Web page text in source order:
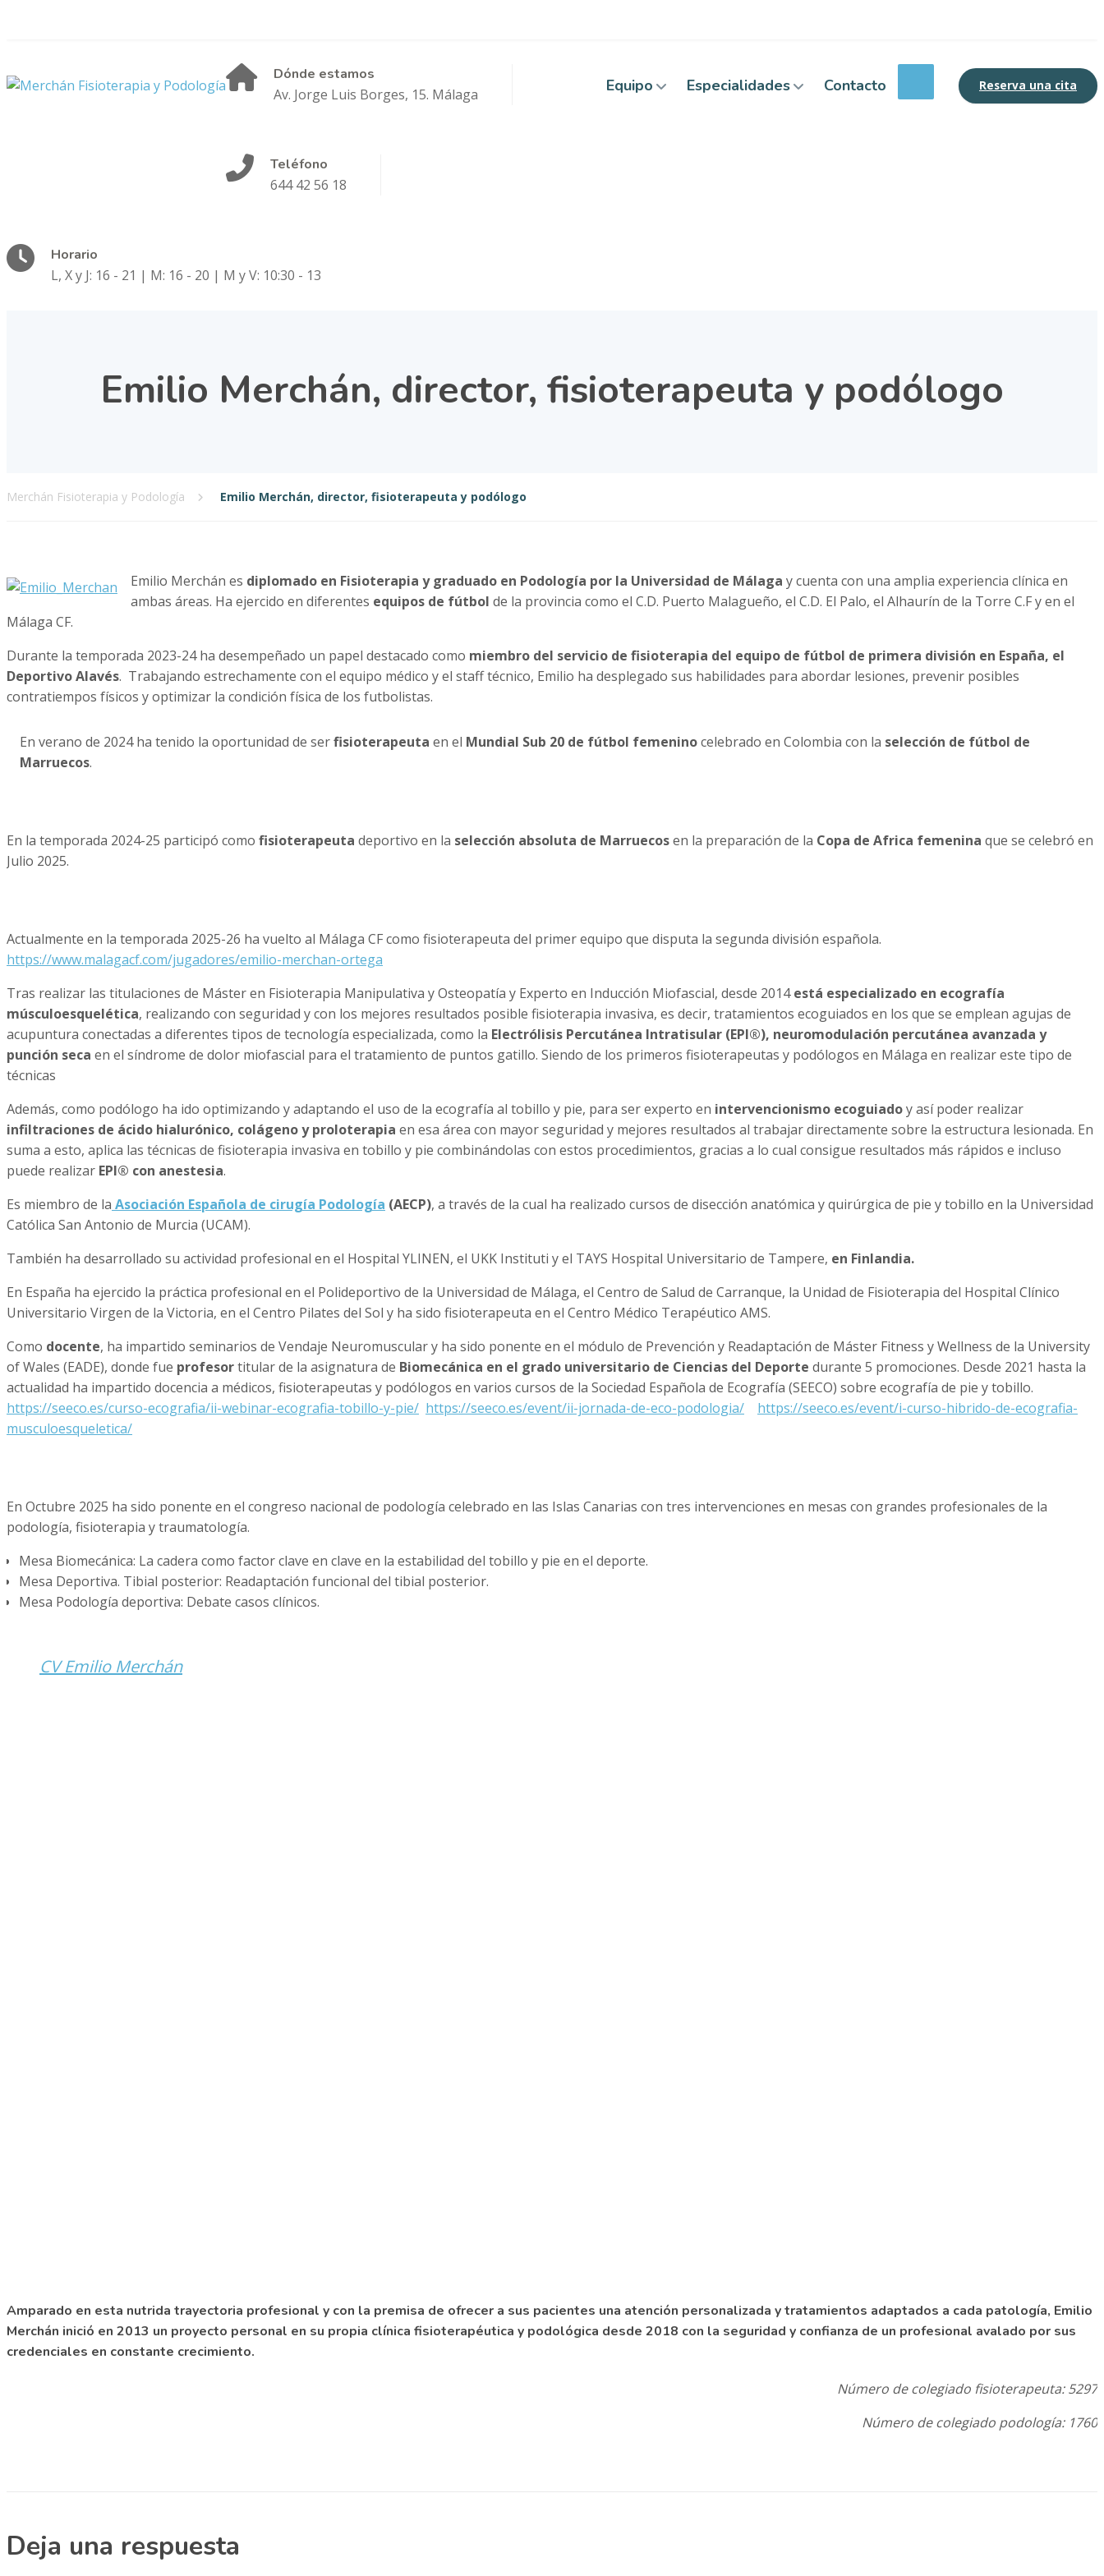
Equipo Especialidades Contacto Reserva una cita
Dónde estamos
Av. Jorge Luis Borges, 15. Málaga
Teléfono
644 42 56 18
Horario
L, X y J: 16 - 21 | M: 16 - 20 | M y V: 10:30 - 13
Emilio Merchán, director, fisioterapeuta y podólogo
Merchán Fisioterapia y Podología Emilio Merchán, director, fisioterapeuta y podólogo
Emilio Merchán es diplomado en Fisioterapia y graduado en Podología por la Universidad de Málaga y cuenta con una amplia experiencia clínica en
ambas áreas. Ha ejercido en diferentes equipos de fútbol de la provincia como el C.D. Puerto Malagueño, el C.D. El Palo, el Alhaurín de la Torre C.F y en el
Málaga CF.
Durante la temporada 2023-24 ha desempeñado un papel destacado como miembro del servicio de fisioterapia del equipo de fútbol de primera división en España, el
Deportivo Alavés. Trabajando estrechamente con el equipo médico y el staff técnico, Emilio ha desplegado sus habilidades para abordar lesiones, prevenir posibles
contratiempos físicos y optimizar la condición física de los futbolistas.
En verano de 2024 ha tenido la oportunidad de serfisioterapeuta en el Mundial Sub 20 de fútbol femeninocelebrado en Colombia con la selección de fútbol de
Marruecos.
En la temporada 2024-25 participó como fisioterapeuta deportivo en la selección absoluta de Marruecosen la preparación de la Copa de Africa femenina que se celebró en
Julio 2025.
Actualmente en la temporada 2025-26 ha vuelto al Málaga CF como fisioterapeuta del primer equipo que disputa la segunda división española.
https://www.malagacf.com/jugadores/emilio-merchan-ortega
Tras realizar las titulaciones de Máster en Fisioterapia Manipulativa y Osteopatía y Experto en Inducción Miofascial, desde 2014está especializado en ecografía
músculoesquelética, realizando con seguridad y con los mejores resultados posible fisioterapia invasiva, es decir, tratamientos ecoguiados en los que se emplean agujas de
acupuntura conectadas a diferentes tipos de tecnología especializada, como la Electrólisis Percutánea Intratisular (EPI®), neuromodulación percutánea avanzada y
punción seca en el síndrome de dolor miofascial para el tratamiento de puntos gatillo. Siendo de los primeros fisioterapeutas y podólogos en Málaga en realizar este tipo de
técnicas
Además, como podólogo ha ido optimizando y adaptando el uso de la ecografía al tobillo y pie, para ser experto en intervencionismo ecoguiadoy así poder realizar
infiltraciones de ácido hialurónico, colágeno y proloterapia en esa área con mayor seguridad y mejores resultados al trabajar directamente sobre la estructura lesionada. En
suma a esto, aplica las técnicas de fisioterapia invasiva en tobillo y pie combinándolas con estos procedimientos, gracias a lo cual consigue resultados más rápidos e incluso
puede realizar EPI® con anestesia.
Es miembro de la Asociación Española de cirugía Podología (AECP), a través de la cual ha realizado cursos de disección anatómica y quirúrgica de pie y tobillo en la Universidad
Católica San Antonio de Murcia (UCAM).
También ha desarrollado su actividad profesional en el Hospital YLINEN, el UKK Instituti y el TAYS Hospital Universitario de Tampere, en Finlandia.
En España ha ejercido la práctica profesional en el Polideportivo de la Universidad de Málaga, el Centro de Salud de Carranque, la Unidad de Fisioterapia del Hospital Clínico
Universitario Virgen de la Victoria, en el Centro Pilates del Sol y ha sido fisioterapeuta en el Centro Médico Terapéutico AMS.
Como docente, ha impartido seminarios de Vendaje Neuromuscular y ha sido ponente en el módulo de Prevención y Readaptación de Máster Fitness y Wellness de la University
of Wales (EADE), donde fue profesortitular de la asignatura de Biomecánica en el grado universitario de Ciencias del Deporte durante 5 promociones. Desde 2021 hasta la
actualidad ha impartido docencia a médicos, fisioterapeutas y podólogos en varios cursos de la Sociedad Española de Ecografía (SEECO) sobre ecografía de pie y tobillo.
https://seeco.es/curso-ecografia/ii-webinar-ecografia-tobillo-y-pie/ https://seeco.es/event/ii-jornada-de-eco-podologia/
https://seeco.es/event/i-curso-hibrido-de-ecografia-
musculoesqueletica/
En Octubre 2025 ha sido ponente en el congreso nacional de podología celebrado en las Islas Canarias con tres intervenciones en mesas con grandes profesionales de la
podología, fisioterapia y traumatología.
Mesa Biomecánica: La cadera como factor clave en clave en la estabilidad del tobillo y pie en el deporte.
Mesa Deportiva. Tibial posterior: Readaptación funcional del tibial posterior.
Mesa Podología deportiva: Debate casos clínicos.
CV Emilio Merchán
Amparado en esta nutrida trayectoria profesional y con la premisa de ofrecer a sus pacientes una atención personalizada y tratamientos adaptados a cada patología, Emilio
Merchán inició en 2013 un proyecto personal en su propia clínica fisioterapéutica y podológica desde 2018 con la seguridad y confianza de un profesional avalado por sus
credenciales en constante crecimiento.
Número de colegiado fisioterapeuta: 5297
Número de colegiado podología: 1760
Deja una respuesta